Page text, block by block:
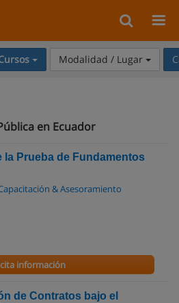
Modalidad / Lugar
en Ecuador
la Prueba de Fundamentos
& Asesoramiento
información
de Contratos bajo el